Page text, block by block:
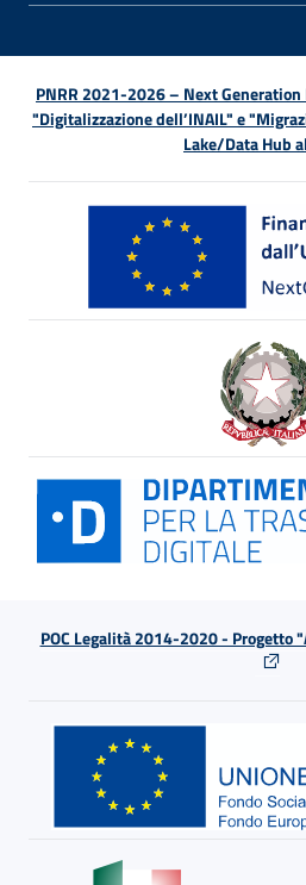
PNRR 2021-2026 – Next
"Digitalizzazione dell’INAIL" e
Lake/Data Hub
POC Legalità 2014-2020 -